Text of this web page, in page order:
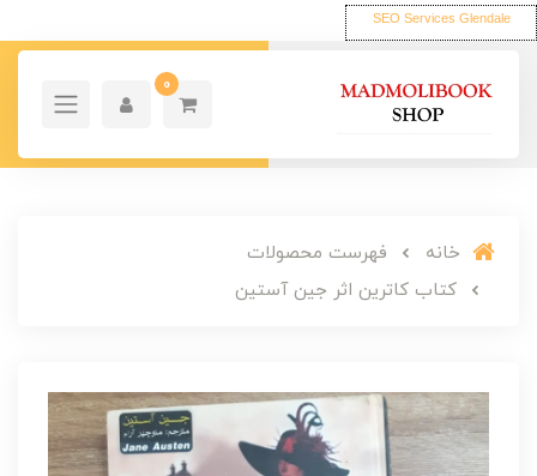
SEO Services Glendale
0
خانه
فهرست محصولات
کتاب کاترین اثر جین آستین